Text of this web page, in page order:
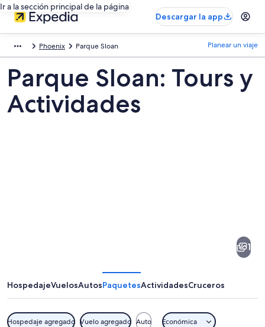
Ir a la sección principal de la página
Descargar la app
Phoenix Parque Sloan Planear un viaje
Parque Sloan: Tours y
Actividades
1
HospedajeVuelosAutosPaquetesActividadesCruceros
Hospedaje agregado Vuelo agregado Auto Económica